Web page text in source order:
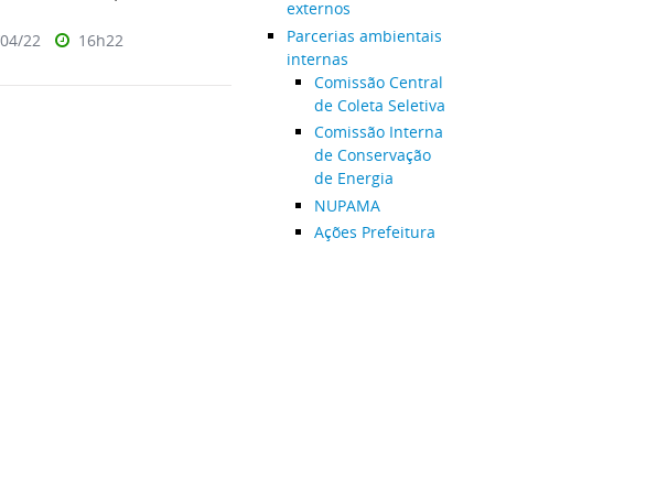
22 16h22
externos
Parcerias ambientais
internas
Comissão Central
de Coleta Seletiva
Comissão Interna
de Conservação
de Energia
NUPAMA
Ações Prefeitura